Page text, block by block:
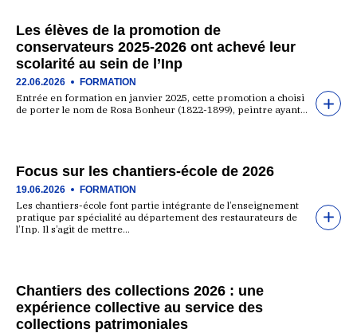
Les élèves de la promotion de
conservateurs 2025-2026 ont achevé leur
scolarité au sein de l’Inp
22.06.2026 FORMATION
Entrée en formation en janvier 2025, cette promotion a choisi
de porter le nom de Rosa Bonheur (1822-1899), peintre ayant…
Focus sur les chantiers-école de 2026
19.06.2026 FORMATION
Les chantiers-école font partie intégrante de l’enseignement
pratique par spécialité au département des restaurateurs de
l’Inp. Il s’agit de mettre…
Chantiers des collections 2026 : une
expérience collective au service des
collections patrimoniales